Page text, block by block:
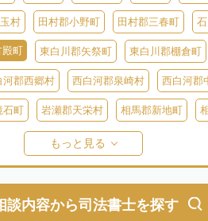
村 田村郡小野町 田村郡三春町
殿町 東白川郡矢祭町 東白川郡棚倉町
河郡西郷村 西白河郡泉崎村 西白河郡
石町 岩瀬郡天栄村 相馬郡新地町
双葉郡浪江町
西会津町 耶麻郡北塩原村 河沼郡会津
郡金山町 大沼郡三島町 大沼郡昭和村
もっと見る
談内容から司法書士を探す